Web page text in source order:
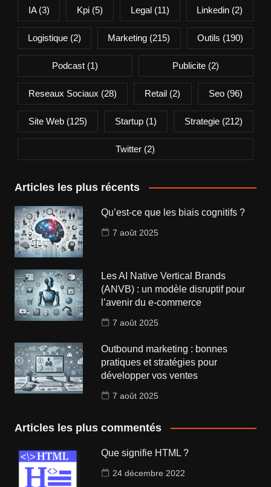
IA(3) Kpi (5) Legal(11) Linkedin (2)
Logistique (2) Marketing (215) Outils (190)
Podcast(1) Publicite (2)
Reseaux Sociaux (28) Retail (2) Seo(96)
Site Web(125) Startup (1) Strategie (212)
Twitter (2)
Articles les plus récents
Qu’est-ce que les biais cognitifs ?
7 août 2025
Les AI Native Vertical Brands
(ANVB) : un modèle disruptif pour
l’avenir du e-commerce
7 août 2025
Outbound marketing : bonnes
pratiques et stratégies pour
développer vos ventes
7 août 2025
Articles les plus commentés
Que signifie HTML ?
24 décembre 2022